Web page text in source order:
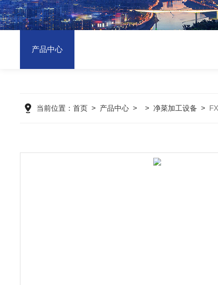
产品中心
当前位置： 首页> 产品中心> > 净菜加工设备 >